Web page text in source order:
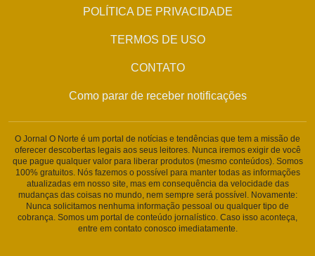
POLÍTICA DE PRIVACIDADE
TERMOS DE USO
CONTATO
Como parar de receber notificações
O Jornal O Norte é um portal de notícias e tendências que tem a missão de
oferecer descobertas legais aos seus leitores. Nunca iremos exigir de você
que pague qualquer valor para liberar produtos (mesmo conteúdos). Somos
100% gratuitos. Nós fazemos o possível para manter todas as informações
atualizadas em nosso site, mas em consequência da velocidade das
mudanças das coisas no mundo, nem sempre será possível. Novamente:
Nunca solicitamos nenhuma informação pessoal ou qualquer tipo de
cobrança. Somos um portal de conteúdo jornalístico. Caso isso aconteça,
entre em contato conosco imediatamente.